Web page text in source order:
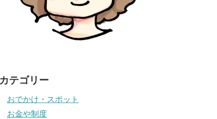
カテゴリー
おでかけ・スポット
お金や制度